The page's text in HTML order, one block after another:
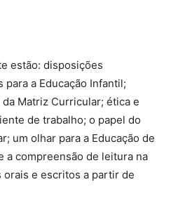
estão: disposições
a Educação Infantil;
Matriz Curricular; ética e
de trabalho; o papel do
um olhar para a Educação de
a compreensão de leitura na
e escritos a partir de